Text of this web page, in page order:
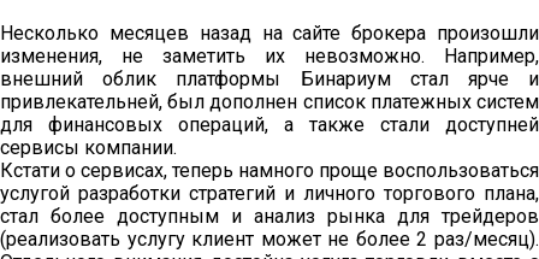
Несколько месяцев назад на сайте брокера произошли
изменения, не заметить их невозможно. Например,
внешний облик платформы Бинариум стал ярче и
привлекательней, был дополнен список платежных систем
для финансовых операций, а также стали доступней
сервисы компании.
Кстати о сервисах, теперь намного проще воспользоваться
услугой разработки стратегий и личного торгового плана,
стал более доступным и анализ рынка для трейдеров
(реализовать услугу клиент может не более 2 раз/месяц).